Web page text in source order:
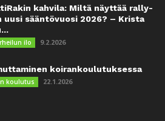
kahvila: Miltä näyttää rally-
uusi sääntövuosi 2026? – Krista
ilo 9.2.2026
koirankoulutuksessa
koulutus 22.1.2026